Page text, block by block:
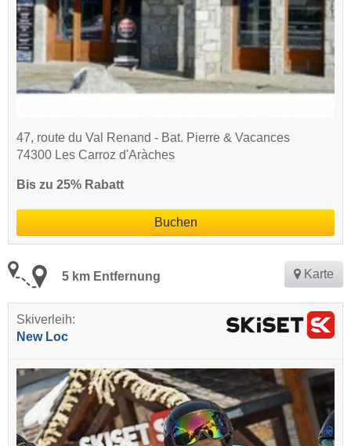
47, route du Val Renand - Bat. Pierre & Vacances
74300 Les Carroz d'Aràches
Bis zu 25% Rabatt
Buchen
5 km Entfernung Karte
Skiverleih:
New Loc